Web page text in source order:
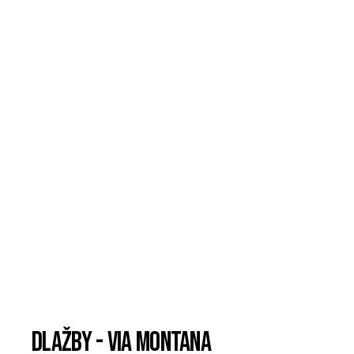
Dlažby - Via Montana